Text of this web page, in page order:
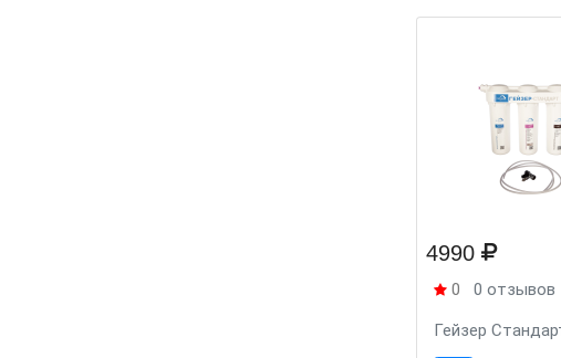
4990
0 0 отзывов
Гейзер